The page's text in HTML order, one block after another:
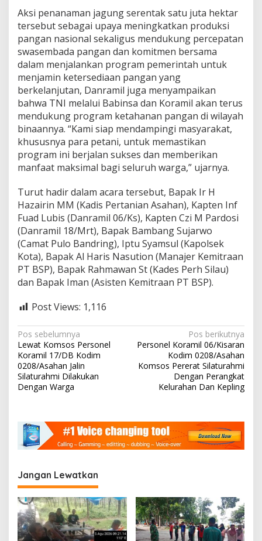
a
m
N
s
i
o
n
a
l
K
e
t
a
h
a
a
n
P
a
n
g
a
n
Aksi penanaman jagung serentak satu juta hektar
tersebut sebagai upaya meningkatkan produksi
pangan nasional sekaligus mendukung percepatan
swasembada pangan dan komitmen bersama
dalam menjalankan program pemerintah untuk
menjamin ketersediaan pangan yang
berkelanjutan, Danramil juga menyampaikan
bahwa TNI melalui Babinsa dan Koramil akan terus
mendukung program ketahanan pangan di wilayah
binaannya. “Kami siap mendampingi masyarakat,
khususnya para petani, untuk memastikan
program ini berjalan sukses dan memberikan
manfaat maksimal bagi seluruh warga,” ujarnya.
Turut hadir dalam acara tersebut, Bapak Ir H
Hazairin MM (Kadis Pertanian Asahan), Kapten Inf
Fuad Lubis (Danramil 06/Ks), Kapten Czi M Pardosi
(Danramil 18/Mrt), Bapak Bambang Sujarwo
(Camat Pulo Bandring), Iptu Syamsul (Kapolsek
Kota), Bapak Al Haris Nasution (Manajer Kemitraan
PT BSP), Bapak Rahmawan St (Kades Perh Silau)
dan Bapak Iman (Asisten Kemitraan PT BSP).
Post Views: 1,116
N
a
v
i
a
s
i
p
o
s
Pos sebelumnya
Lewat Komsos Personel
Koramil 17/DB Kodim
0208/Asahan Jalin
Silaturahmi Dilakukan
Dengan Warga
Pos berikutnya
Personel Koramil 06/Kisaran
Kodim 0208/Asahan
Komsos Pererat Silaturahmi
Dengan Perangkat
Kelurahan Dan Kepling
Jangan Lewatkan